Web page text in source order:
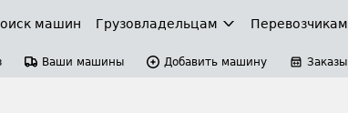
машин Грузовладельцам Перевозчикам
Ваши машины Добавить машину Заказы